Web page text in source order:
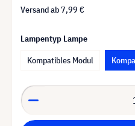
Versand ab7,99 €
Lampentyp Lampe
Kompatibles Modul